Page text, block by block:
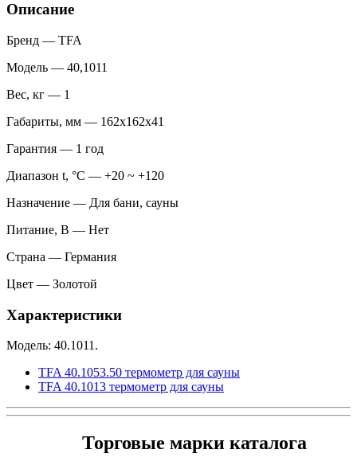
Описание
Бренд — TFA
Модель — 40,1011
Вес, кг — 1
Габариты, мм — 162х162х41
Гарантия — 1 год
Диапазон t, °С — +20 ~ +120
Назначение — Для бани, сауны
Питание, В — Нет
Страна — Германия
Цвет — Золотой
Характеристики
Модель: 40.1011.
TFA 40.1053.50 термометр для сауны
TFA 40.1013 термометр для сауны
Торговые марки каталога